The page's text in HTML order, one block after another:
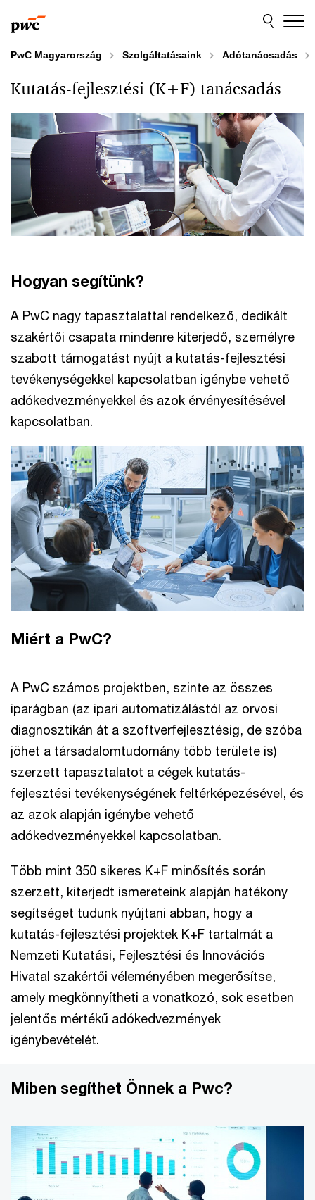
to
content
to
footer
PwC Magyarország Szolgáltatásaink Adótanácsadás
Kutatás-fejlesztési (K+F) tanácsadás
Hogyan segítünk?
A PwC nagy tapasztalattal rendelkező, dedikált
szakértői csapata mindenre kiterjedő, személyre
szabott támogatást nyújt a kutatás-fejlesztési
tevékenységekkel kapcsolatban igénybe vehető
adókedvezményekkel és azok érvényesítésével
kapcsolatban.
Miért a PwC?
A PwC számos projektben, szinte az összes
iparágban (az ipari automatizálástól az orvosi
diagnosztikán át a szoftverfejlesztésig, de szóba
jöhet a társadalomtudomány több területe is)
szerzett tapasztalatot a cégek kutatás-
fejlesztési tevékenységének feltérképezésével, és
az azok alapján igénybe vehető
adókedvezményekkel kapcsolatban.
Több mint 350 sikeres K+F minősítés során
szerzett, kiterjedt ismereteink alapján hatékony
segítséget tudunk nyújtani abban, hogy a
kutatás-fejlesztési projektek K+F tartalmát a
Nemzeti Kutatási, Fejlesztési és Innovációs
Hivatal szakértői véleményében megerősítse,
amely megkönnyítheti a vonatkozó, sok esetben
jelentős mértékű adókedvezmények
igénybevételét.
Miben segíthet Önnek a Pwc?